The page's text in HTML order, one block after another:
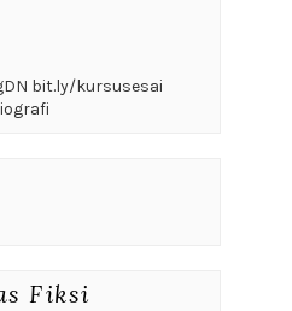
bit.ly/kursusesai
Fiksi